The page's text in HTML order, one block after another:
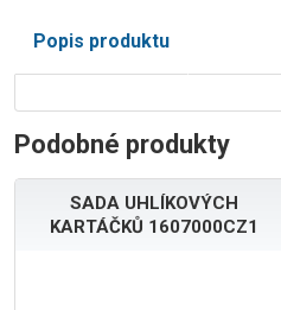
Popis produktu
Podobné produkty
SADA UHLÍKOVÝCH
KARTÁČKŮ 1607000CZ1